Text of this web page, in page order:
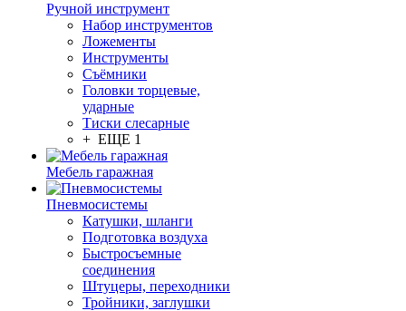
Ручной инструмент
Набор инструментов
Ложементы
Инструменты
Съёмники
Головки торцевые,
ударные
Тиски слесарные
+ ЕЩЕ 1
Мебель гаражная
Пневмосистемы
Катушки, шланги
Подготовка воздуха
Быстросъемные
соединения
Штуцеры, переходники
Тройники, заглушки